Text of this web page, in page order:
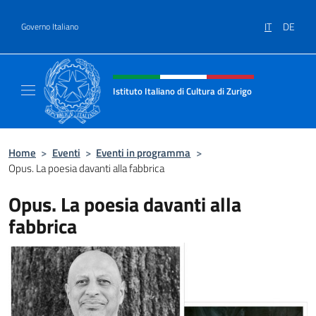
Governo Italiano IT DE
Intestazione sito, social e menù
Istituto Italiano di Cultura di Zurigo
Home > Eventi > Eventi in programma >
Opus. La poesia davanti alla fabbrica
Opus. La poesia davanti alla
fabbrica